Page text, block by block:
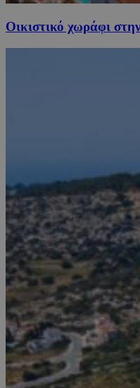
Οικιστικό χωράφι